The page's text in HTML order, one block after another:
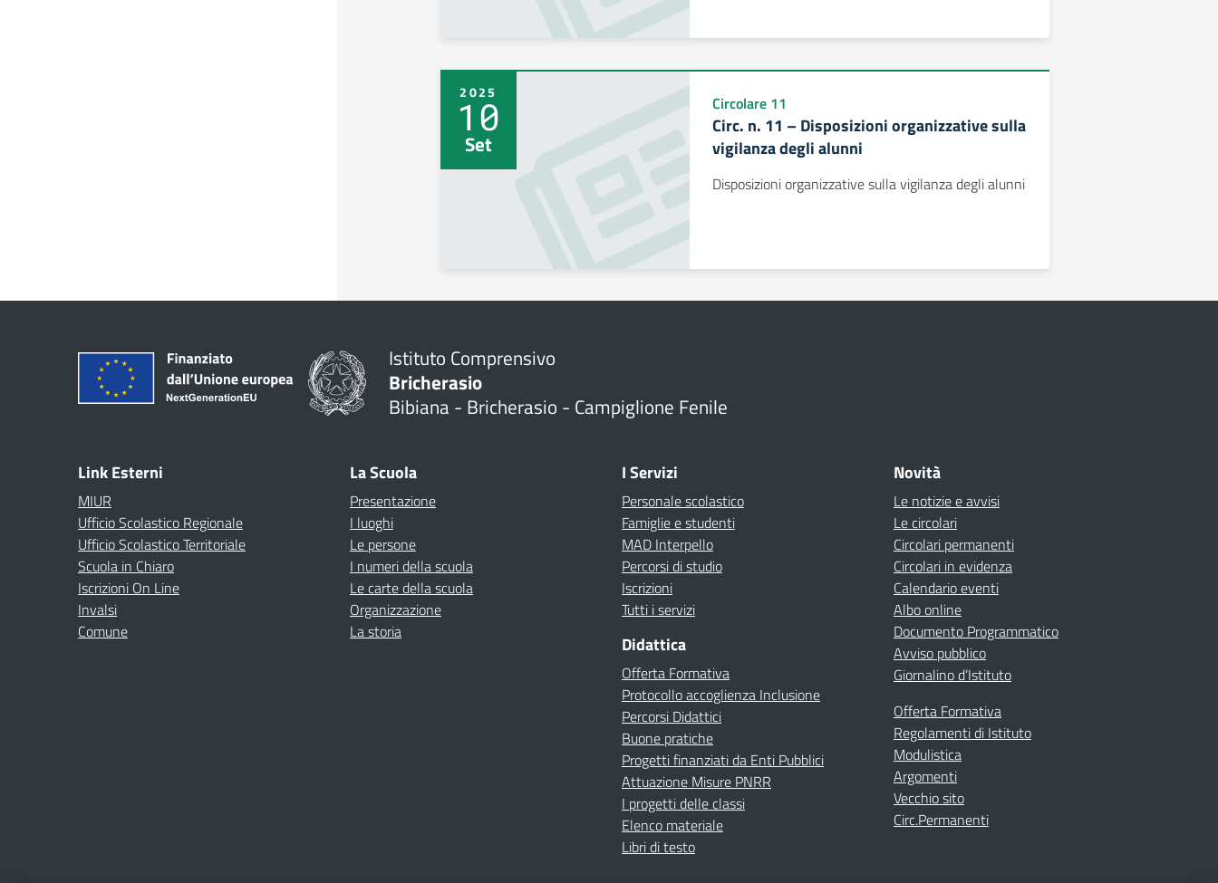
2025
10
Set
Circolare 11
Circ. n. 11 – Disposizioni organizzative sulla
vigilanza degli alunni
Disposizioni organizzative sulla vigilanza degli alunni
Istituto Comprensivo
Bricherasio
Bibiana - Bricherasio - Campiglione Fenile
Link Esterni
MIUR
Ufficio Scolastico Regionale
Ufficio Scolastico Territoriale
Scuola in Chiaro
Iscrizioni On Line
Invalsi
Comune
La Scuola
Presentazione
I luoghi
Le persone
I numeri della scuola
Le carte della scuola
Organizzazione
La storia
I Servizi
Personale scolastico
Famiglie e studenti
MAD Interpello
Percorsi di studio
Iscrizioni
Tutti i servizi
Didattica
Offerta Formativa
Protocollo accoglienza Inclusione
Percorsi Didattici
Buone pratiche
Progetti finanziati da Enti Pubblici
Attuazione Misure PNRR
I progetti delle classi
Elenco materiale
Libri di testo
Novità
Le notizie e avvisi
Le circolari
Circolari permanenti
Circolari in evidenza
Calendario eventi
Albo online
Documento Programmatico
Avviso pubblico
Giornalino d’Istituto
Offerta Formativa
Regolamenti di Istituto
Modulistica
Argomenti
Vecchio sito
Circ.Permanenti